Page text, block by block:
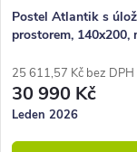
Postel Atlantik s
prostorem, 140x200,
25 611,57 Kč bez DPH
30 990 Kč
Leden 2026